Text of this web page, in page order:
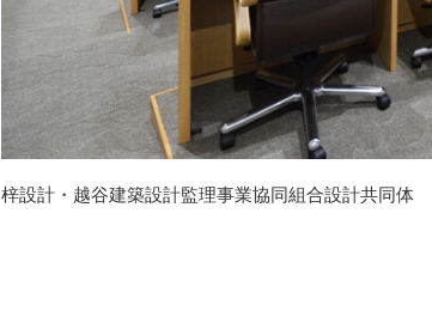
梓設計・越谷建築設計監理事業協同組合設計共同体